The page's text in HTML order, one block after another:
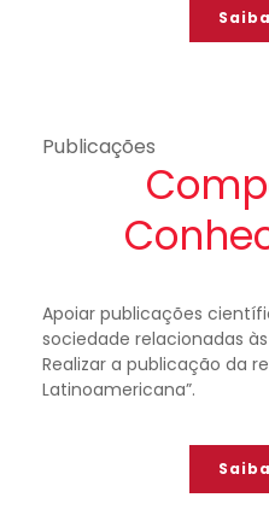
Publicações
Apoiar publicações
sociedade relacionadas
Realizar a publicação da
Latinoamericana”.